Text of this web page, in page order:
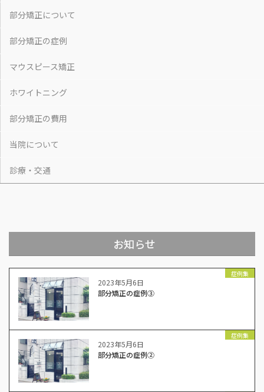
部分矯正について
部分矯正の症例
マウスピース矯正
ホワイトニング
部分矯正の費用
当院について
診療・交通
お知らせ
2023年5月6日
症例集
部分矯正の症例③
2023年5月6日
症例集
部分矯正の症例②